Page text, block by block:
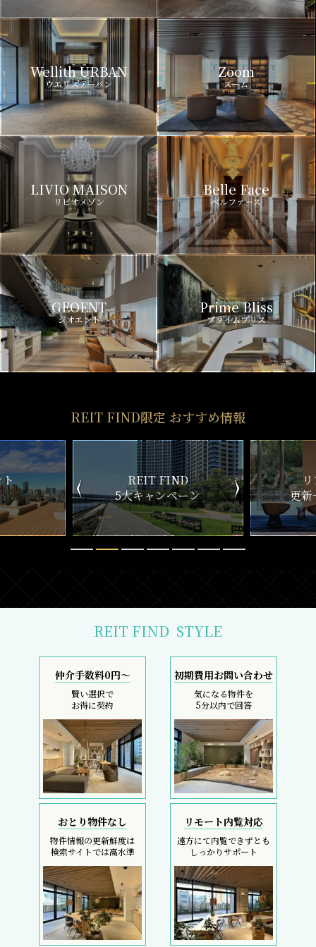
Wellith URBAN
ウエリスアーバン
Zoom
ズーム
LIVIO MAISON
リビオメゾン
Belle Face
ベルファース
GEOENT
ジオエント
Prime Bliss
プライムブリス
REIT FIND限定 おすすめ情報
ン
リアルタイム
更新一覧チェック
新
REIT FIND STYLE
仲介手数料0円～
賢い選択で
お得に契約
初期費用お問い合わせ
気になる物件を
5分以内で回答
おとり物件なし
物件情報の更新鮮度は
検索サイトでは高水準
リモート内覧対応
遠方にて内覧できずとも
しっかりサポート